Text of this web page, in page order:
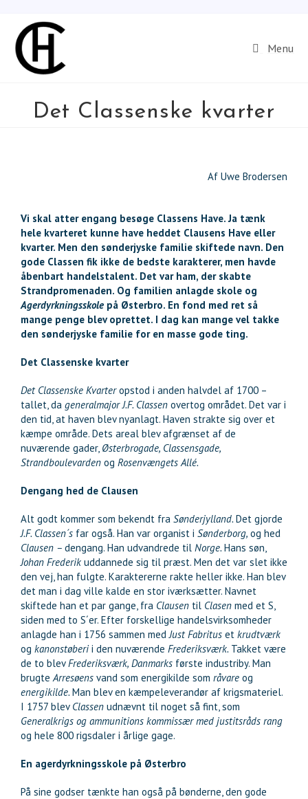
Menu
Det Classenske kvarter
Af Uwe Brodersen
Vi skal atter engang besøge Classens Have. Ja tænk
hele kvarteret kunne have heddet Clausens Have eller
kvarter. Men den sønderjyske familie skiftede navn. Den
gode Classen fik ikke de bedste karakterer, men havde
åbenbart handelstalent. Det var ham, der skabte
Strandpromenaden. Og familien anlagde skole og
Agerdyrkningsskole på Østerbro. En fond med ret så
mange penge blev oprettet. I dag kan mange vel takke
den sønderjyske familie for en masse gode ting.
Det Classenske kvarter
Det Classenske Kvarteropstod i anden halvdel af 1700 –
tallet, da generalmajor J.F. Classen overtog området. Det var i
den tid, at haven blev nyanlagt. Haven strakte sig over et
kæmpe område. Dets areal blev afgrænset af de
nuværende gader, Østerbrogade, Classensgade,
Strandboulevarden og Rosenvængets Allé.
Dengang hed de Clausen
Alt godt kommer som bekendt fra Sønderjylland.Det gjorde
J.F. Classen´s far også. Han var organist i Sønderborg, og hed
Clausen – dengang. Han udvandrede til Norge.Hans søn,
Johan Frederik uddannede sig til præst. Men det var slet ikke
den vej, han fulgte. Karaktererne rakte heller ikke. Han blev
det man i dag ville kalde en stor iværksætter. Navnet
skiftede han et par gange, fra Clausen til Clasen med et S,
siden med to S´er. Efter forskellige handelsvirksomheder
anlagde han i 1756 sammen medJust Fabritus et krudtværk
og kanonstøberii den nuværende Frederiksværk. Takket være
de to blevFrederiksværk, Danmarks første industriby. Man
brugteArresøens vand som energikilde som råvare og
energikilde.Man blev en kæmpeleverandør af krigsmateriel.
I 1757 blev Classen udnævnt til noget så fint, som
Generalkrigs og ammunitions kommissær med justitsråds rang
og hele 800 rigsdaler i årlige gage.
En agerdyrkningsskole på Østerbro
På sine godser tænkte han også på bønderne, den gode